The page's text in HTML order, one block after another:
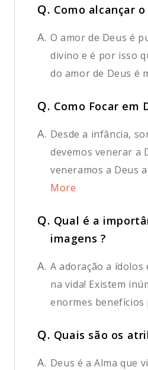
Q. Como alcançar
A. O amor de Deus é
divino e é por isso
do amor de Deus é
Q. Como Focar em
A. Desde a infância,
devemos venerar a
veneramos a Deus
More
Q. Qual é a
imagens ?
A. A adoração a
na vida! Existem
enormes benefícios
Q. Quais são os
A. Deus é a Alma que